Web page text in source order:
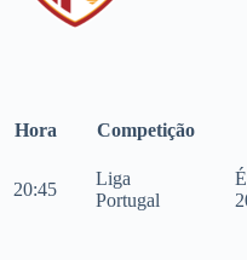
Hora Competição
20:45
Liga
Portugal